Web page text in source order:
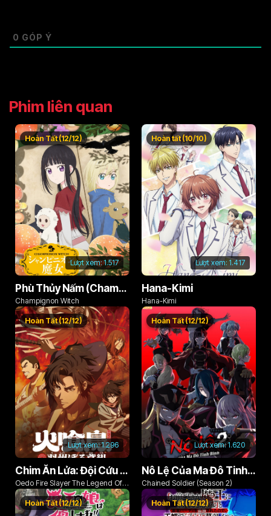
0 GÓP Ý
Phim liên quan
Lượt xem:1.517
Hoàn Tất (12/12)
Phù Thủy Nấm (Champignon no Majo)
Champignon Witch
Lượt xem: 1.417
Hoàn tất (10/10)
Hana-Kimi
Hana-Kimi
Lượt xem:1.296
Hoàn Tất (12/12)
Chim Ăn Lửa: Đội Cứu Hỏa Rách Rưới Vùng Ushu
Oedo Fire Slayer The Legend Of
Phoenix
Lượt xem:1.620
Hoàn Tất (12/12)
Nô Lệ Của Ma Đô Tinh Binh (Phần 2)
Chained Soldier (Season 2)
Hoàn Tất (12/12) Hoàn Tất (12/12)